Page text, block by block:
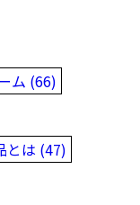
ム (66)
とは (47)